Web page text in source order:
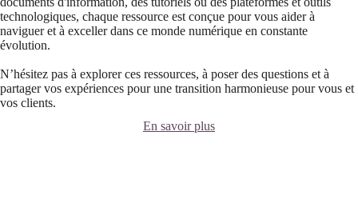
technologiques, chaque ressource est conçue pour vous aider à
naviguer et à exceller dans ce monde numérique en constante
évolution.
N’hésitez pas à explorer ces ressources, à poser des questions et à
partager vos expériences pour une transition harmonieuse pour vous et
vos clients.
En savoir plus